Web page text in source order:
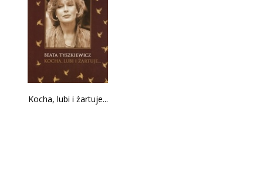
Kocha, lubi i żartuje...